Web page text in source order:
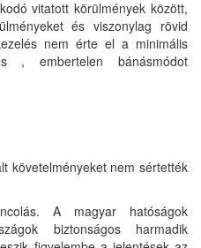
vitatott körülmények között,
és viszonylag rövid
nem érte el a minimális
, embertelen bánásmódot
követelményeket nem sértették
A magyar hatóságok
biztonságos harmadik